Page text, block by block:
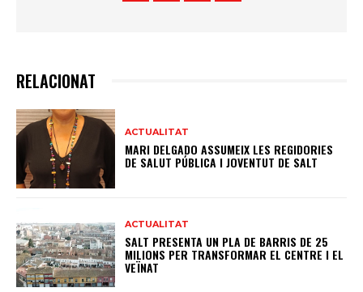
RELACIONAT
ACTUALITAT
MARI DELGADO ASSUMEIX LES REGIDORIES
DE SALUT PÚBLICA I JOVENTUT DE SALT
ACTUALITAT
SALT PRESENTA UN PLA DE BARRIS DE 25
MILIONS PER TRANSFORMAR EL CENTRE I EL
VEÏNAT